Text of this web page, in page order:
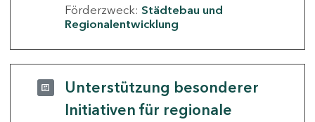
Förderzweck: Städtebau und
Regionalentwicklung
Unterstützung besonderer
Initiativen für regionale